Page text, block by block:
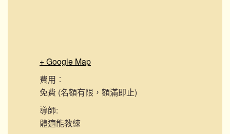
+ Google Map
費用︰
免費 (名額有限，額滿即止)
導師:
體適能教練